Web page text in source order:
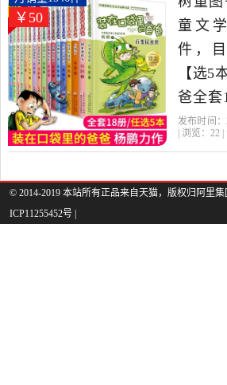
营店精
中性
学，
￥50
童文
件，
【选5
爸全套
变形人
本清仓
发布时间：
| 浏览： 22
© 2014-2019 本站所有正品来自天猫，版权归阿里
ICP11255452号 |